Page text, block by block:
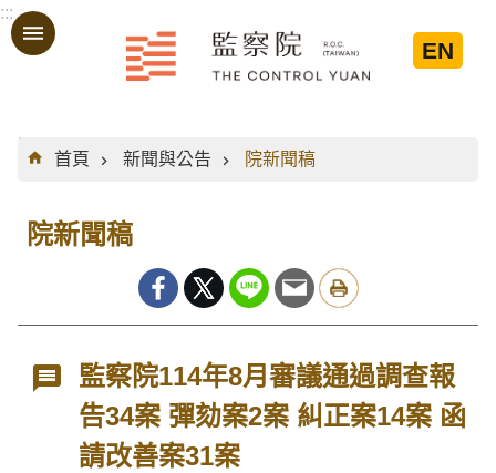
跳到主要內容區塊
:::
EN
:::
首頁
新聞與公告 院新聞稿
院新聞稿
監察院114年8月審議通過調查報
告34案 彈劾案2案 糾正案14案 函
請改善案31案